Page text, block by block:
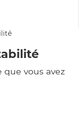
vous avez